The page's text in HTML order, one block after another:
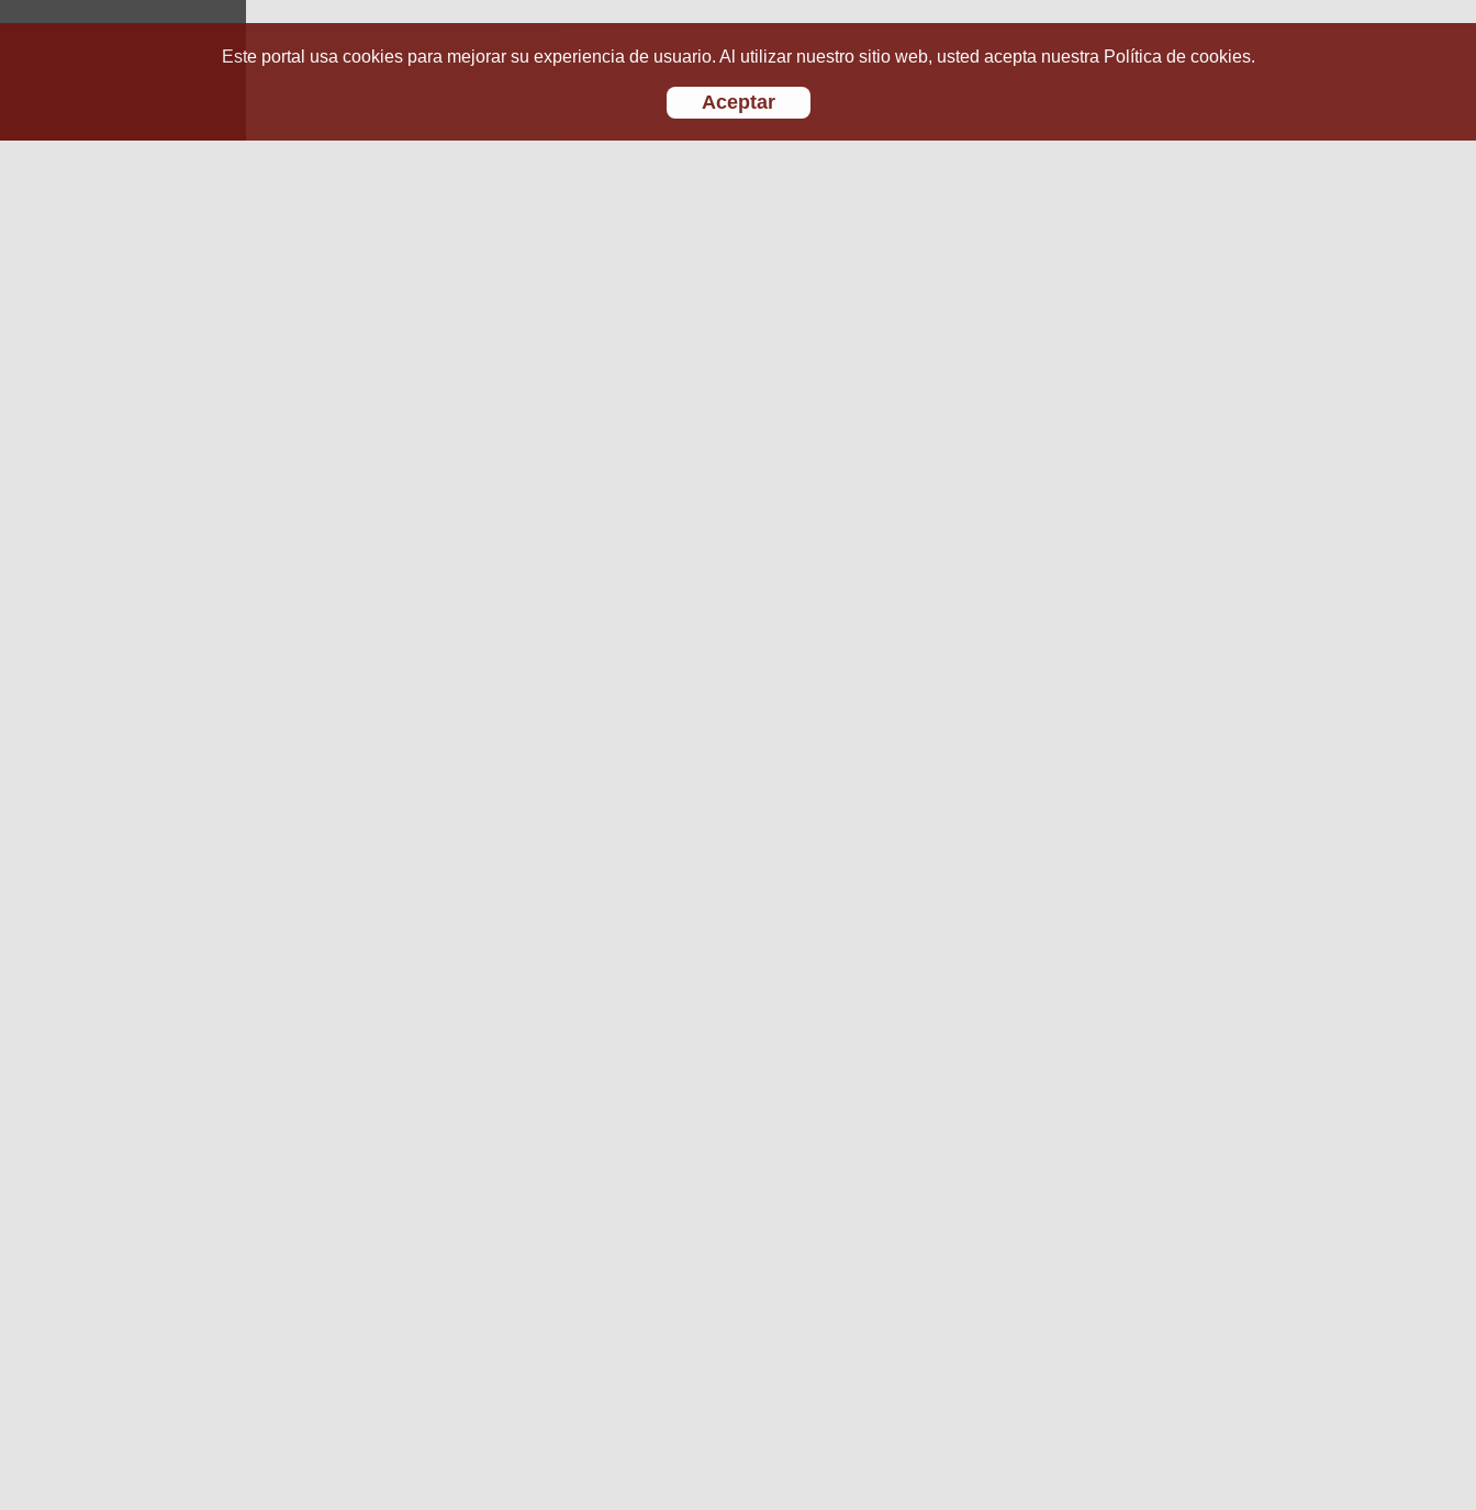
Este portal usa cookies para mejorar su experiencia de usuario. Al utilizar nuestro sitio web, usted acepta nuestra Política de cookies.
Aceptar